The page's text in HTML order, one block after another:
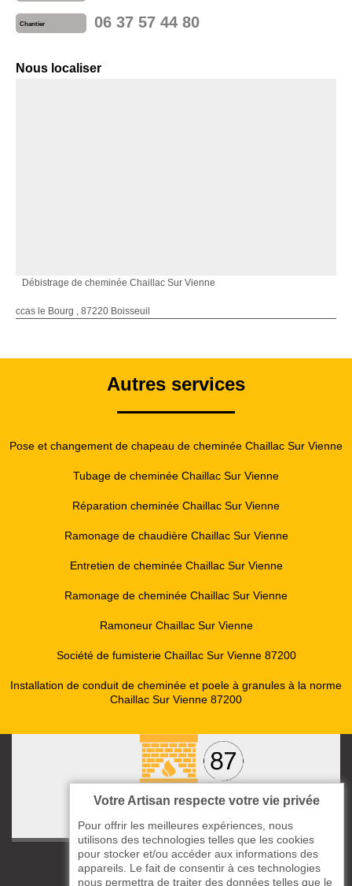
Chantier 06 37 57 44 80
Nous localiser
Débistrage de cheminée Chaillac Sur Vienne
ccas le Bourg , 87220 Boisseuil
Autres services
Pose et changement de chapeau de cheminée Chaillac Sur Vienne
Tubage de cheminée Chaillac Sur Vienne
Réparation cheminée Chaillac Sur Vienne
Ramonage de chaudière Chaillac Sur Vienne
Entretien de cheminée Chaillac Sur Vienne
Ramonage de cheminée Chaillac Sur Vienne
Ramoneur Chaillac Sur Vienne
Société de fumisterie Chaillac Sur Vienne 87200
Installation de conduit de cheminée et poele à granules à la norme
Chaillac Sur Vienne 87200
ccas le Bourg
87220 Boisseuil
Votre Artisan respecte votre vie privée
Pour offrir les meilleures expériences, nous
utilisons des technologies telles que les cookies
pour stocker et/ou accéder aux informations des
appareils. Le fait de consentir à ces technologies
nous permettra de traiter des données telles que le